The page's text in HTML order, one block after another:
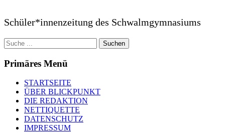
Schüler*innenzeitung des Schwalmgymnasiums
Suchen
nach:
Primäres Menü
STARTSEITE
ÜBER BLICKPUNKT
DIE REDAKTION
NETTIQUETTE
DATENSCHUTZ
IMPRESSUM